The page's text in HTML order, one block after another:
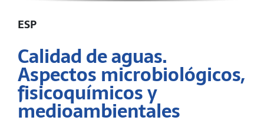
ESP
Calidad de aguas.
Aspectos microbiológicos,
fisicoquímicos y
medioambientales